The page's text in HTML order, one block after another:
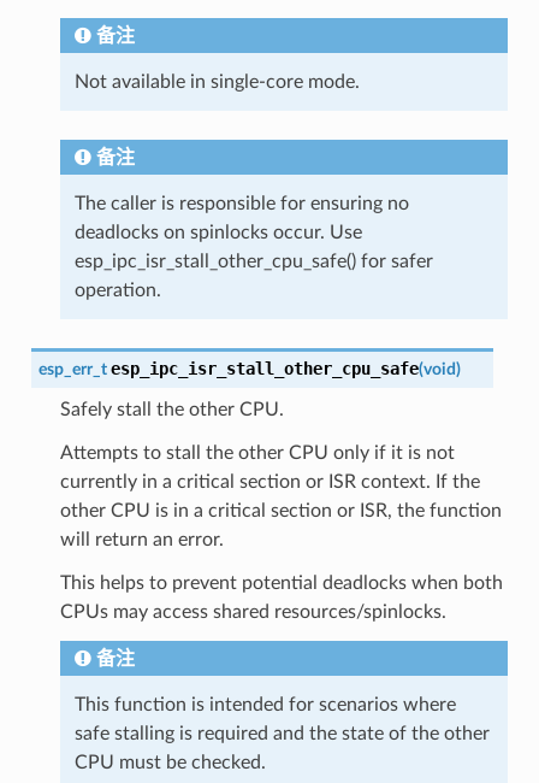
备注
Not available in single-core mode.
备注
The caller is responsible for ensuring no
deadlocks on spinlocks occur. Use
esp_ipc_isr_stall_other_cpu_safe() for safer
operation.
esp_err_t esp_ipc_isr_stall_other_cpu_safe(void)
Safely stall the other CPU.
Attempts to stall the other CPU only if it is not
currently in a critical section or ISR context. If the
other CPU is in a critical section or ISR, the function
will return an error.
This helps to prevent potential deadlocks when both
CPUs may access shared resources/spinlocks.
备注
This function is intended for scenarios where
safe stalling is required and the state of the other
CPU must be checked.